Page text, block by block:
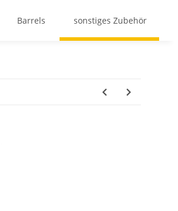
Barrels sonstiges Zubehör